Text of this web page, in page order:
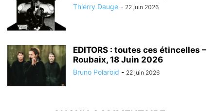
Thierry Dauge - 22 juin 2026
EDITORS : toutes ces étincelles –
Roubaix, 18 Juin 2026
Bruno Polaroid - 22 juin 2026